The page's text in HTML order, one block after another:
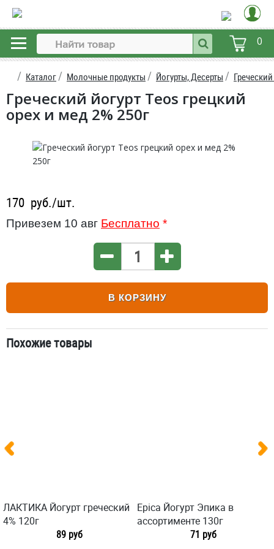
0
Каталог Молочные продукты Йогурты, Десерты
Греческий йогурт Teos грецкий
орех и мед 2% 250г
170 руб./шт.
Привезем 10 авг Бесплатно *
В КОРЗИНУ
Похожие товары
ЛАКТИКА Йогурт греческий
4% 120г
89 руб
Epica Йогурт Эпика в
ассортименте 130г
71 руб